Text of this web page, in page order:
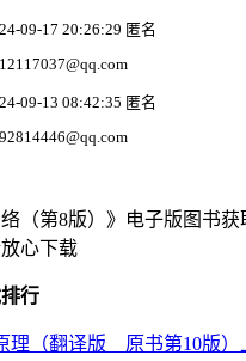
09-17 20:26:29 匿名
09-13 08:42:35 匿名
（第8版）》电子版图书获
心下载
行
理（翻译版 原书第10版）